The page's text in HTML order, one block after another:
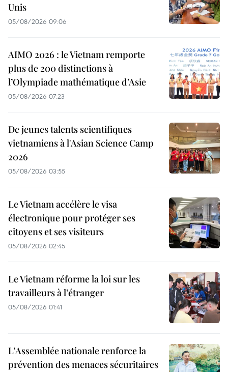
Unis
05/08/2026 09:06
AIMO 2026 : le Vietnam remporte
plus de 200 distinctions à
l’Olympiade mathématique d’Asie
05/08/2026 07:23
De jeunes talents scientifiques
vietnamiens à l'Asian Science Camp
2026
05/08/2026 03:55
Le Vietnam accélère le visa
électronique pour protéger ses
citoyens et ses visiteurs
05/08/2026 02:45
Le Vietnam réforme la loi sur les
travailleurs à l’étranger
05/08/2026 01:41
L'Assemblée nationale renforce la
prévention des menaces sécuritaires